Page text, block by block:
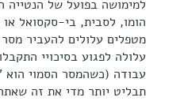
למימושה בפועל של הנטייה
הומו, לסבית, בי-סקסואל
מטפלים עלולים להעביר מסר
עלולה לפגוע בסיכויי
עבודה (כשהמסר הסמוי הוא
תבליט יותר מדי את זה